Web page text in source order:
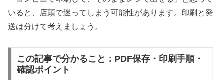
いると、店頭で迷ってしまう可能性があります。印刷と発
送は分けて考えましょう。
この記事で分かること：PDF保存・印刷手順・
確認ポイント